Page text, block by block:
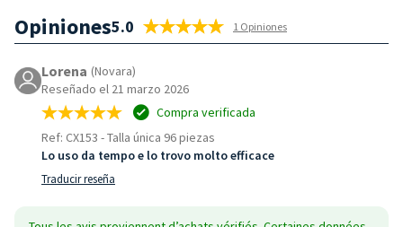
Opiniones5.0 1 Opiniones
Lorena (Novara)
Reseñado el 21 marzo 2026
Compra verificada
Ref: CX153 -Talla única 96 piezas
Lo uso da tempo e lo trovo molto efficace
Traducir reseña